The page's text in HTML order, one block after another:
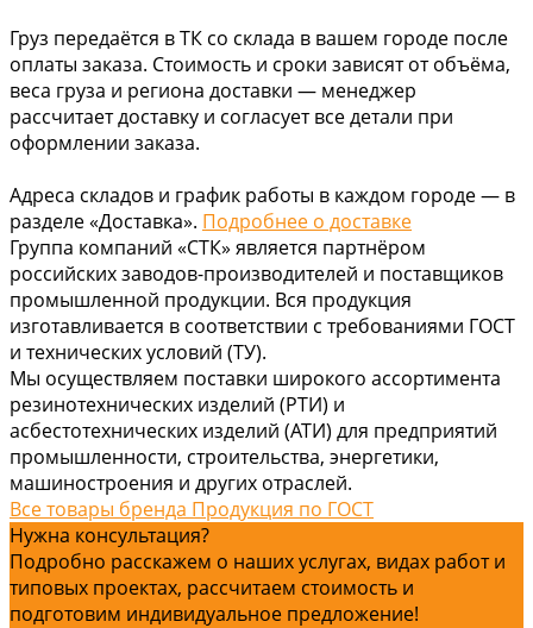
Груз передаётся в ТК со склада в вашем городе после
оплаты заказа. Стоимость и сроки зависят от объёма,
веса груза и региона доставки — менеджер
рассчитает доставку и согласует все детали при
оформлении заказа.
Адреса складов и график работы в каждом городе — в
разделе «Доставка». Подробнее о доставке
Группа компаний «СТК» является партнёром
российских заводов-производителей и поставщиков
промышленной продукции. Вся продукция
изготавливается в соответствии с требованиями ГОСТ
и технических условий (ТУ).
Мы осуществляем поставки широкого ассортимента
резинотехнических изделий (РТИ) и
асбестотехнических изделий (АТИ) для предприятий
промышленности, строительства, энергетики,
машиностроения и других отраслей.
Все товары бренда Продукция по ГОСТ
Нужна консультация?
Подробно расскажем о наших услугах, видах работ и
типовых проектах, рассчитаем стоимость и
подготовим индивидуальное предложение!